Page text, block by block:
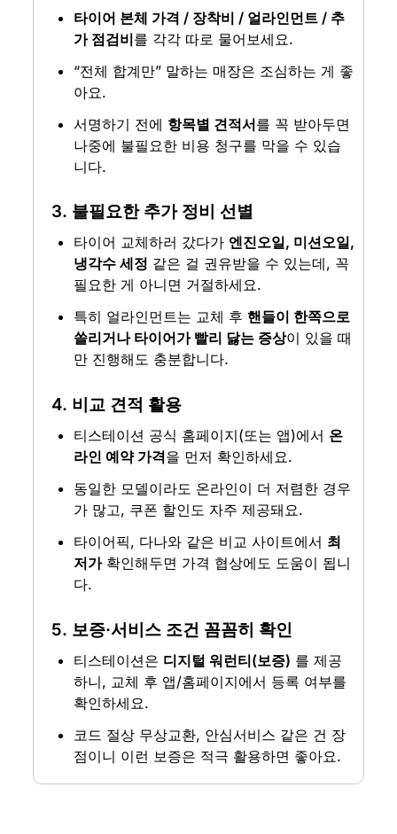
타이어 본체 가격 / 장착비 / 얼라인먼트 / 추
가 점검비를 각각 따로 물어보세요.
“전체 합계만” 말하는 매장은 조심하는 게 좋
아요.
서명하기 전에 항목별 견적서를 꼭 받아두면
나중에 불필요한 비용 청구를 막을 수 있습
니다.
3. 불필요한 추가 정비 선별
타이어 교체하러 갔다가 엔진오일, 미션오일,
냉각수 세정 같은 걸 권유받을 수 있는데, 꼭
필요한 게 아니면 거절하세요.
특히 얼라인먼트는 교체 후 핸들이 한쪽으로
쏠리거나 타이어가 빨리 닳는 증상이 있을 때
만 진행해도 충분합니다.
4. 비교 견적 활용
티스테이션 공식 홈페이지(또는 앱)에서 온
라인 예약 가격을 먼저 확인하세요.
동일한 모델이라도 온라인이 더 저렴한 경우
가 많고, 쿠폰 할인도 자주 제공돼요.
타이어픽, 다나와 같은 비교 사이트에서 최
저가 확인해두면 가격 협상에도 도움이 됩니
다.
5. 보증·서비스 조건 꼼꼼히 확인
티스테이션은 디지털 워런티(보증) 를 제공
하니, 교체 후 앱/홈페이지에서 등록 여부를
확인하세요.
코드 절상 무상교환, 안심서비스 같은 건 장
점이니 이런 보증은 적극 활용하면 좋아요.